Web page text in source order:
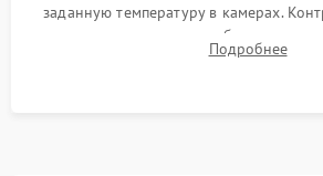
заданную температуру в камерах.
компрессора, отсутствия обмерзания
срабатывания системыПодробнее